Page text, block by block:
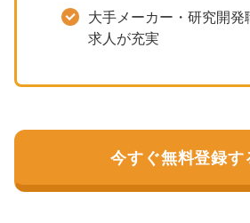
大手メーカー・研究開発
求人が充実
今すぐ無料登録